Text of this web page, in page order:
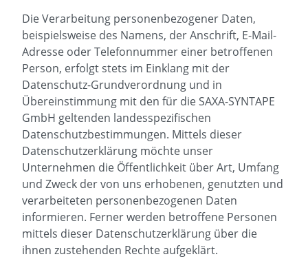
Die Verarbeitung personenbezogener Daten,
beispielsweise des Namens, der Anschrift, E-Mail-
Adresse oder Telefonnummer einer betroffenen
Person, erfolgt stets im Einklang mit der
Datenschutz-Grundverordnung und in
Übereinstimmung mit den für die SAXA-SYNTAPE
GmbH geltenden landesspezifischen
Datenschutzbestimmungen. Mittels dieser
Datenschutzerklärung möchte unser
Unternehmen die Öffentlichkeit über Art, Umfang
und Zweck der von uns erhobenen, genutzten und
verarbeiteten personenbezogenen Daten
informieren. Ferner werden betroffene Personen
mittels dieser Datenschutzerklärung über die
ihnen zustehenden Rechte aufgeklärt.